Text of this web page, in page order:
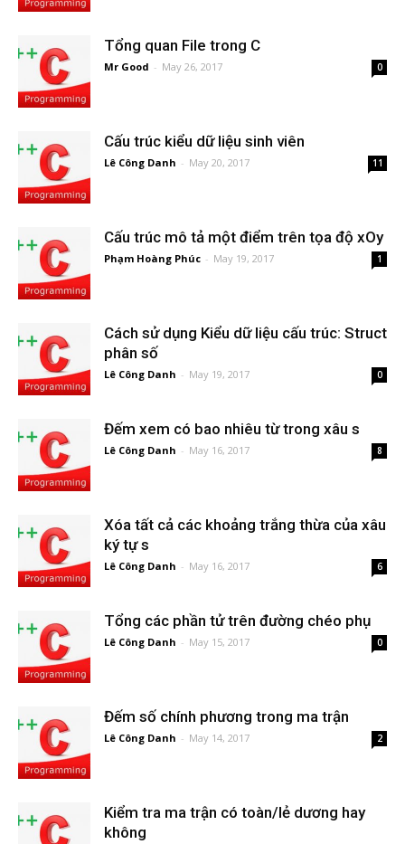
Tổng quan File trong C
Mr Good - May 26, 2017 0
Cấu trúc kiểu dữ liệu sinh viên
Lê Công Danh - May 20, 2017 11
Cấu trúc mô tả một điểm trên tọa độ xOy
Phạm Hoàng Phúc - May 19, 2017 1
Cách sử dụng Kiểu dữ liệu cấu trúc: Struct
phân số
Lê Công Danh - May 19, 2017 0
Đếm xem có bao nhiêu từ trong xâu s
Lê Công Danh - May 16, 2017 8
Xóa tất cả các khoảng trắng thừa của xâu
ký tự s
Lê Công Danh - May 16, 2017 6
Tổng các phần tử trên đường chéo phụ
Lê Công Danh - May 15, 2017 0
Đếm số chính phương trong ma trận
Lê Công Danh - May 14, 2017 2
Kiểm tra ma trận có toàn/lẻ dương hay
không